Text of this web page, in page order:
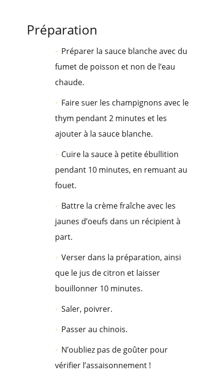
Préparation
Préparer la sauce blanche avec du
fumet de poisson et non de l’eau
chaude.
Faire suer les champignons avec le
thym pendant 2 minutes et les
ajouter à la sauce blanche.
Cuire la sauce à petite ébullition
pendant 10 minutes, en remuant au
fouet.
Battre la crème fraîche avec les
jaunes d’oeufs dans un récipient à
part.
Verser dans la préparation, ainsi
que le jus de citron et laisser
bouillonner 10 minutes.
Saler, poivrer.
Passer au chinois.
N’oubliez pas de goûter pour
vérifier l’assaisonnement !